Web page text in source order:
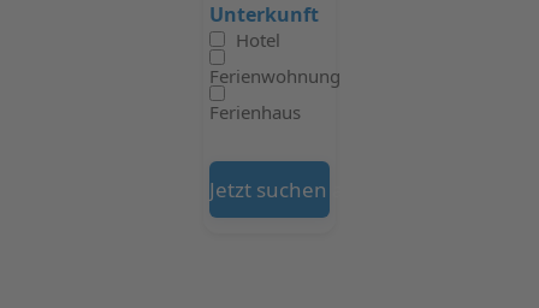
Unterkunft
Hotel
Ferienwohnung
Ferienhaus
Jetzt suchen auf Booking.com